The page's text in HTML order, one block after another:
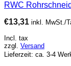
RWC
€13,31 inkl. MwSt./
Incl. tax
zzgl. Versand
Lieferzeit: ca. 3-4